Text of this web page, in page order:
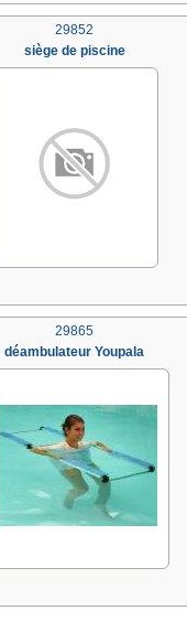
29852
siège de piscine
29865
déambulateur Youpala